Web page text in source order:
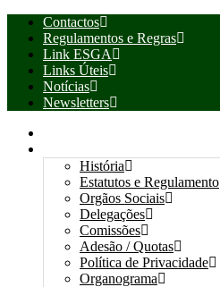
Contactos
Regulamentos e Regras
Link ESGA
Links Úteis
Notícias
Newsletters
História
Estatutos e Regulamento
Orgãos Sociais
Delegações
Comissões
Adesão / Quotas
Política de Privacidade
Organograma